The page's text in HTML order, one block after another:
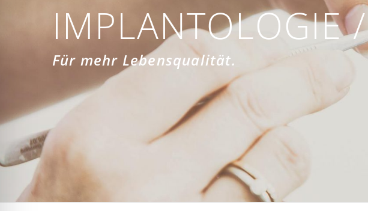
IMPLANTOLOGIE
Für mehr Lebensqualität.